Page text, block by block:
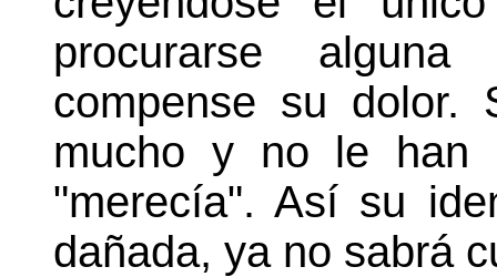
procurarse
compense su dolor.
mucho y no le han
"merecía". Así su
dañada, ya no sabrá